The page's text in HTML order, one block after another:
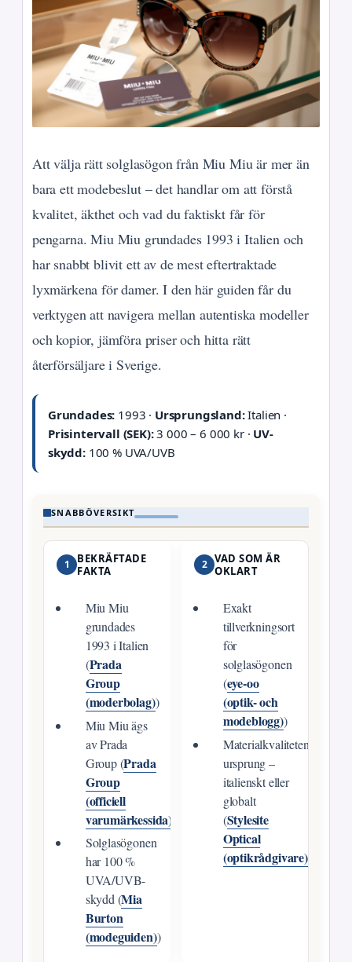
Att välja rätt solglasögon från Miu Miu är mer än
bara ett modebeslut – det handlar om att förstå
kvalitet, äkthet och vad du faktiskt får för
pengarna. Miu Miu grundades 1993 i Italien och
har snabbt blivit ett av de mest eftertraktade
lyxmärkena för damer. I den här guiden får du
verktygen att navigera mellan autentiska modeller
och kopior, jämföra priser och hitta rätt
återförsäljare i Sverige.
Grundades: 1993 · Ursprungsland:Italien ·
Prisintervall (SEK):3 000 – 6 000 kr · UV-
skydd:100 % UVA/UVB
SNABBÖVERSIKT
1
BEKRÄFTADE
FAKTA
Miu Miu
grundades
1993 i Italien
(Prada
Group
(moderbolag))
Miu Miu ägs
av Prada
Group (Prada
Group
(officiell
varumärkessida)
Solglasögonen
har 100 %
UVA/UVB-
skydd (Mia
Burton
(modeguiden))
2 VAD SOM ÄR
OKLART
Exakt
tillverkningsort
för
solglasögonen
(eye-oo
(optik- och
modeblogg))
Materialkvalitetens
ursprung –
italienskt eller
globalt
(Stylesite
Optical
(optikrådgivare))